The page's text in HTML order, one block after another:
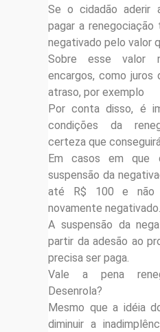
Se o cidadão aderir
pagar a
negativado pelo valor
Sobre esse valor
encargos, como
atraso, por exemplo
Por conta disso, é
condições da
certeza que
Em casos em
suspensão da
até R$ 100 e não
novamente negativado.
A suspensão da
partir da adesão ao
precisa ser paga.
Vale a pena
Desenrola?
Mesmo que a idéia
diminuir a